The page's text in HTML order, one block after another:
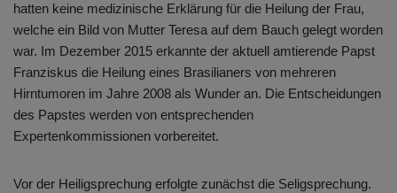
hatten keine medizinische Erklärung für die Heilung der Frau,
welche ein Bild von Mutter Teresa auf dem Bauch gelegt worden
war. Im Dezember 2015 erkannte der aktuell amtierende Papst
Franziskus die Heilung eines Brasilianers von mehreren
Hirntumoren im Jahre 2008 als Wunder an. Die Entscheidungen
des Papstes werden von entsprechenden
Expertenkommissionen vorbereitet.
Vor der Heiligsprechung erfolgte zunächst die Seligsprechung.